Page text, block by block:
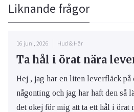
Liknande frågor
16 juni, 2026 Hud & Hår
Ta hål i örat nära
Hej , jag har en liten leverfläck på
någonting och jag har haft den så
det okej för mig att ta ett hål i örat